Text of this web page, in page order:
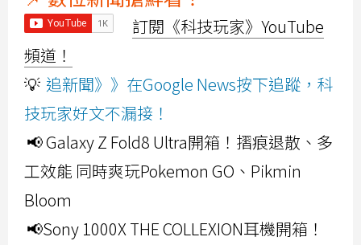
訂閱《科技玩家》YouTube
頻道！
💡 追新聞》》在Google News按下追蹤，科
技玩家好文不漏接！
📢 Galaxy Z Fold8 Ultra開箱！摺痕退散、多
工效能 同時爽玩Pokemon GO、Pikmin
Bloom
📢Sony 1000X THE COLLEXION耳機開箱！